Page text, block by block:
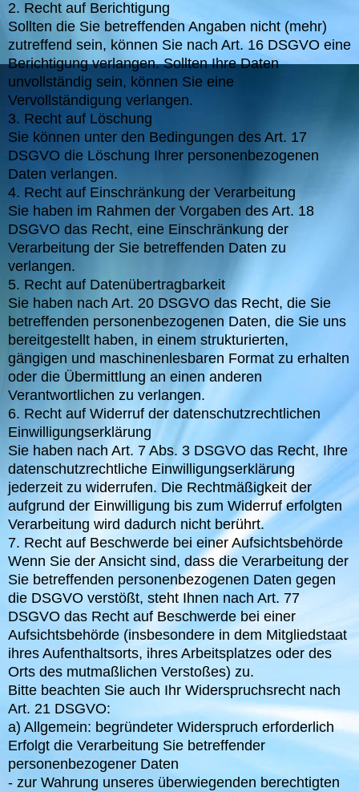
2. Recht auf Berichtigung
Sollten die Sie betreffenden Angaben nicht (mehr)
zutreffend sein, können Sie nach Art. 16 DSGVO eine
Berichtigung verlangen. Sollten Ihre Daten
unvollständig sein, können Sie eine
Vervollständigung verlangen.
3. Recht auf Löschung
Sie können unter den Bedingungen des Art. 17
DSGVO die Löschung Ihrer personenbezogenen
Daten verlangen.
4. Recht auf Einschränkung der Verarbeitung
Sie haben im Rahmen der Vorgaben des Art. 18
DSGVO das Recht, eine Einschränkung der
Verarbeitung der Sie betreffenden Daten zu
verlangen.
5. Recht auf Datenübertragbarkeit
Sie haben nach Art. 20 DSGVO das Recht, die Sie
betreffenden personenbezogenen Daten, die Sie uns
bereitgestellt haben, in einem strukturierten,
gängigen und maschinenlesbaren Format zu erhalten
oder die Übermittlung an einen anderen
Verantwortlichen zu verlangen.
6. Recht auf Widerruf der datenschutzrechtlichen
Einwilligungserklärung
Sie haben nach Art. 7 Abs. 3 DSGVO das Recht, Ihre
datenschutzrechtliche Einwilligungserklärung
jederzeit zu widerrufen. Die Rechtmäßigkeit der
aufgrund der Einwilligung bis zum Widerruf erfolgten
Verarbeitung wird dadurch nicht berührt.
7. Recht auf Beschwerde bei einer Aufsichtsbehörde
Wenn Sie der Ansicht sind, dass die Verarbeitung der
Sie betreffenden personenbezogenen Daten gegen
die DSGVO verstößt, steht Ihnen nach Art. 77
DSGVO das Recht auf Beschwerde bei einer
Aufsichtsbehörde (insbesondere in dem Mitgliedstaat
ihres Aufenthaltsorts, ihres Arbeitsplatzes oder des
Orts des mutmaßlichen Verstoßes) zu.
Bitte beachten Sie auch Ihr Widerspruchsrecht nach
Art. 21 DSGVO:
a) Allgemein: begründeter Widerspruch erforderlich
Erfolgt die Verarbeitung Sie betreffender
personenbezogener Daten
- zur Wahrung unseres überwiegenden berechtigten